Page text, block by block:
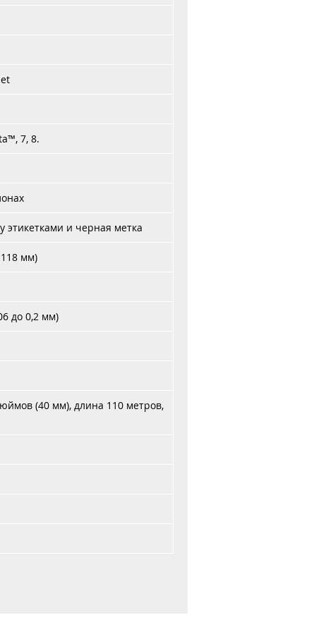
7, 8.
и черная метка
мм)
до 0,2 мм)
(40 мм), длина 110 метров,